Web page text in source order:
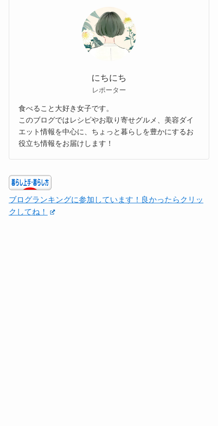
にちにち
レポーター
食べること大好き女子です。
このブログではレシピやお取り寄せグルメ、美容ダイ
エット情報を中心に、ちょっと暮らしを豊かにするお
役立ち情報をお届けします！
ブログランキングに参加しています！良かったらクリッ
クしてね！